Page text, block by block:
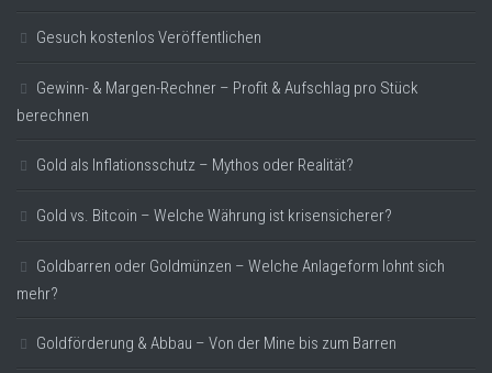
Gesuch kostenlos Veröffentlichen
Gewinn- & Margen-Rechner – Profit & Aufschlag pro Stück
berechnen
Gold als Inflationsschutz – Mythos oder Realität?
Gold vs. Bitcoin – Welche Währung ist krisensicherer?
Goldbarren oder Goldmünzen – Welche Anlageform lohnt sich
mehr?
Goldförderung & Abbau – Von der Mine bis zum Barren